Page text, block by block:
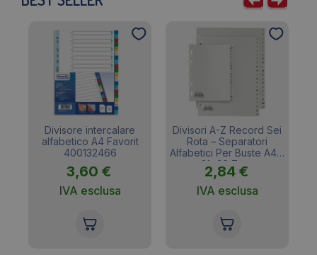
potrete sostituire la rubrica alfabetica, riscrivere
portabiglietti da visita in plastica con la estrema
facilità grazie ai comodi ricambi.
Divisore intercalare
alfabetico A4 Favorit
400132466
3,60 €
IVA esclusa
Divisori A-Z Record Sei
Rota – Separatori
Alfabetici Per Buste A4 –
21×29,7 cm
2,84 €
IVA esclusa